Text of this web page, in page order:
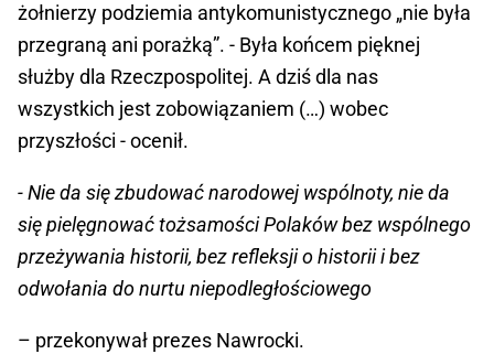
żołnierzy podziemia antykomunistycznego „nie była
przegraną ani porażką”. - Była końcem pięknej
służby dla Rzeczpospolitej. A dziś dla nas
wszystkich jest zobowiązaniem (…) wobec
przyszłości - ocenił.
- Nie da się zbudować narodowej wspólnoty, nie da
się pielęgnować tożsamości Polaków bez wspólnego
przeżywania historii, bez refleksji o historii i bez
odwołania do nurtu niepodległościowego
– przekonywał prezes Nawrocki.